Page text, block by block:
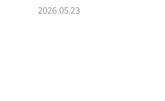
2026.05.23